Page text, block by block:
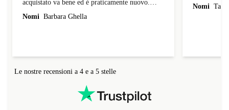
acquistato va bene ed è praticamente nuovo.
Comunque è poco che lo uso e farò un' altra
Nomi Barbara Ghella
Nomi
Le nostre recensioni a 4 e a 5 stelle